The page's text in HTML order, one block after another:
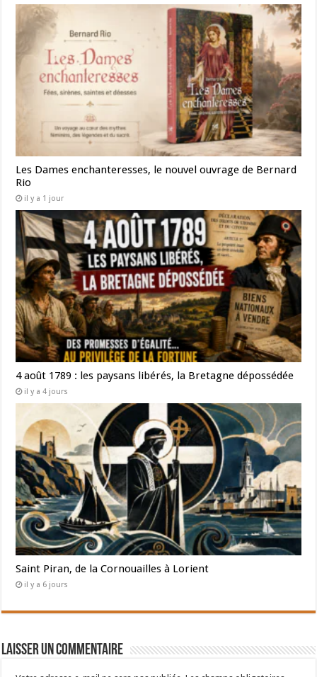
Les Dames enchanteresses, le nouvel ouvrage de Bernard
Rio
il y a 1 jour
4 août 1789 : les paysans libérés, la Bretagne dépossédée
il y a 4 jours
Saint Piran, de la Cornouailles à Lorient
il y a 6 jours
Laisser un commentaire